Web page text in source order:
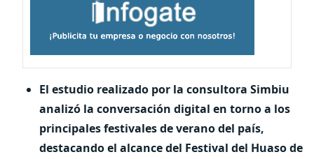
El estudio realizado por la consultora Simbiu
analizó la conversación digital en torno a los
principales festivales de verano del país,
destacando el alcance del Festival del Huaso de